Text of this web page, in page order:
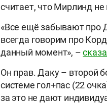
считает, что Мирлинд
«Все ещё забывают про
всегда говорим про
данный момент», –
Он прав. Даку – второй
системе гол+пас (22
за это не дают